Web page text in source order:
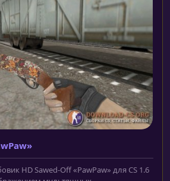
HD Sawed-Off «PawPaw» для CS 1.6